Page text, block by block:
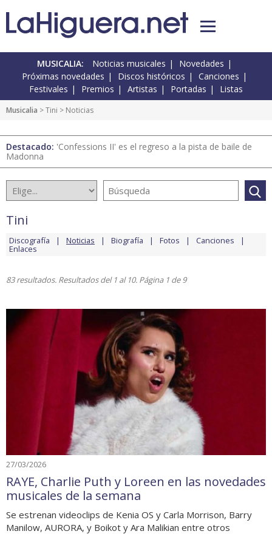
MUSICALIA: Noticias musicales
Novedades
Próximas novedades
Discos históricos
Canciones
Festivales
Premios Artistas Portadas Listas
Musicalia >Tini > Noticias
Destacado: 'Confessions II' es el regreso a la pista de baile de
Madonna
Tini
Discografía Noticias Biografía Fotos Canciones
Enlaces
83 resultados. Resultados del 1 al 10. Página 1 de 9
27/03/2026
RAYE, Charlie Puth y Loreen en las novedades
musicales de la semana
Se estrenan videoclips de Kenia OS y Carla Morrison, Barry
Manilow, AURORA, y Boikot y Ara Malikian entre otros